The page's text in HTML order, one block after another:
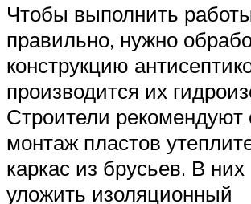
Чтобы выполнить
правильно, нужно
конструкцию
производится их
Строители рекомендуют
монтаж пластов
каркас из брусьев. В них
уложить изоляционный